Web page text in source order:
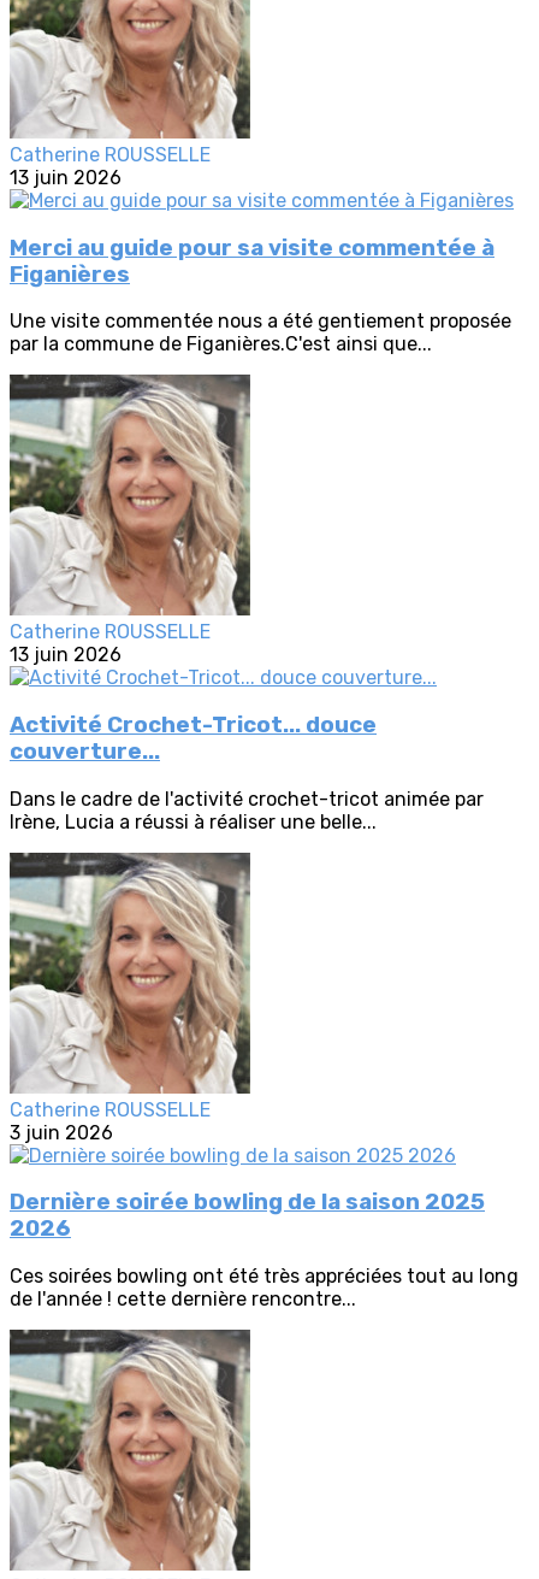
Catherine ROUSSELLE
13 juin 2026
Merci au guide pour sa visite commentée à
Figanières
Une visite commentée nous a été gentiement proposée
par la commune de Figanières.C'est ainsi que...
Catherine ROUSSELLE
13 juin 2026
Activité Crochet-Tricot... douce
couverture...
Dans le cadre de l'activité crochet-tricot animée par
Irène, Lucia a réussi à réaliser une belle...
Catherine ROUSSELLE
3 juin 2026
Dernière soirée bowling de la saison 2025
2026
Ces soirées bowling ont été très appréciées tout au long
de l'année ! cette dernière rencontre...